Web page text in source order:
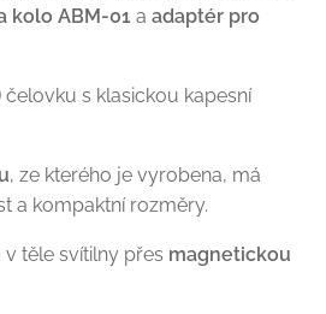
kolo ABM-01 a adaptér pro
s klasickou kapesní
, ze kterého je vyrobena, má
a kompaktní rozměry.
těle svítilny přes magnetickou